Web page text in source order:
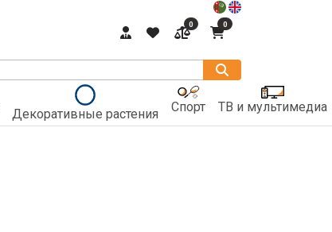
0 0
Декоративные растения Спорт ТВ и мультимедиа